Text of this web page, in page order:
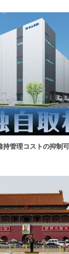
持管理コストの抑制